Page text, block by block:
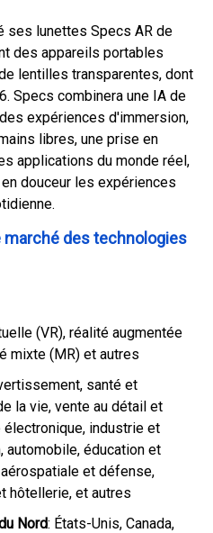
ses lunettes Specs AR de
des appareils portables
lentilles transparentes, dont
Specs combinera une IA de
des expériences d'immersion,
libres, une prise en
applications du monde réel,
douceur les expériences
marché des technologies
(VR), réalité augmentée
mixte (MR) et autres
santé et
la vie, vente au détail et
électronique, industrie et
automobile, éducation et
et défense,
hôtellerie, et autres
Nord: États-Unis, Canada,